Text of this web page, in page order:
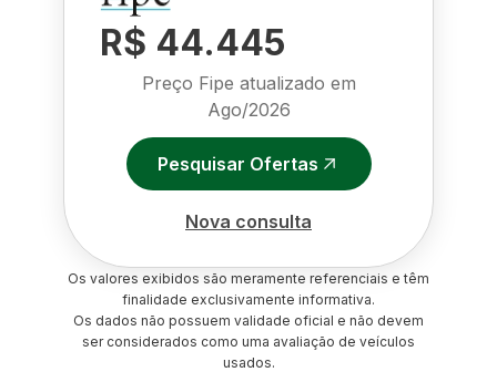
R$ 44.445
Preço Fipe atualizado em
Ago/2026
Pesquisar Ofertas
Nova consulta
Os valores exibidos são meramente referenciais e têm
finalidade exclusivamente informativa.
Os dados não possuem validade oficial e não devem
ser considerados como uma avaliação de veículos
usados.